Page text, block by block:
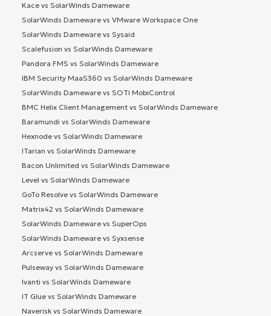
Kace vs SolarWinds Dameware
SolarWinds Dameware vs VMware Workspace One
SolarWinds Dameware vs Sysaid
Scalefusion vs SolarWinds Dameware
Pandora FMS vs SolarWinds Dameware
IBM Security MaaS360 vs SolarWinds Dameware
SolarWinds Dameware vs SOTI MobiControl
BMC Helix Client Management vs SolarWinds Dameware
Baramundi vs SolarWinds Dameware
Hexnode vs SolarWinds Dameware
ITarian vs SolarWinds Dameware
Bacon Unlimited vs SolarWinds Dameware
Level vs SolarWinds Dameware
GoTo Resolve vs SolarWinds Dameware
Matrix42 vs SolarWinds Dameware
SolarWinds Dameware vs SuperOps
SolarWinds Dameware vs Syxsense
Arcserve vs SolarWinds Dameware
Pulseway vs SolarWinds Dameware
Ivanti vs SolarWinds Dameware
IT Glue vs SolarWinds Dameware
Naverisk vs SolarWinds Dameware